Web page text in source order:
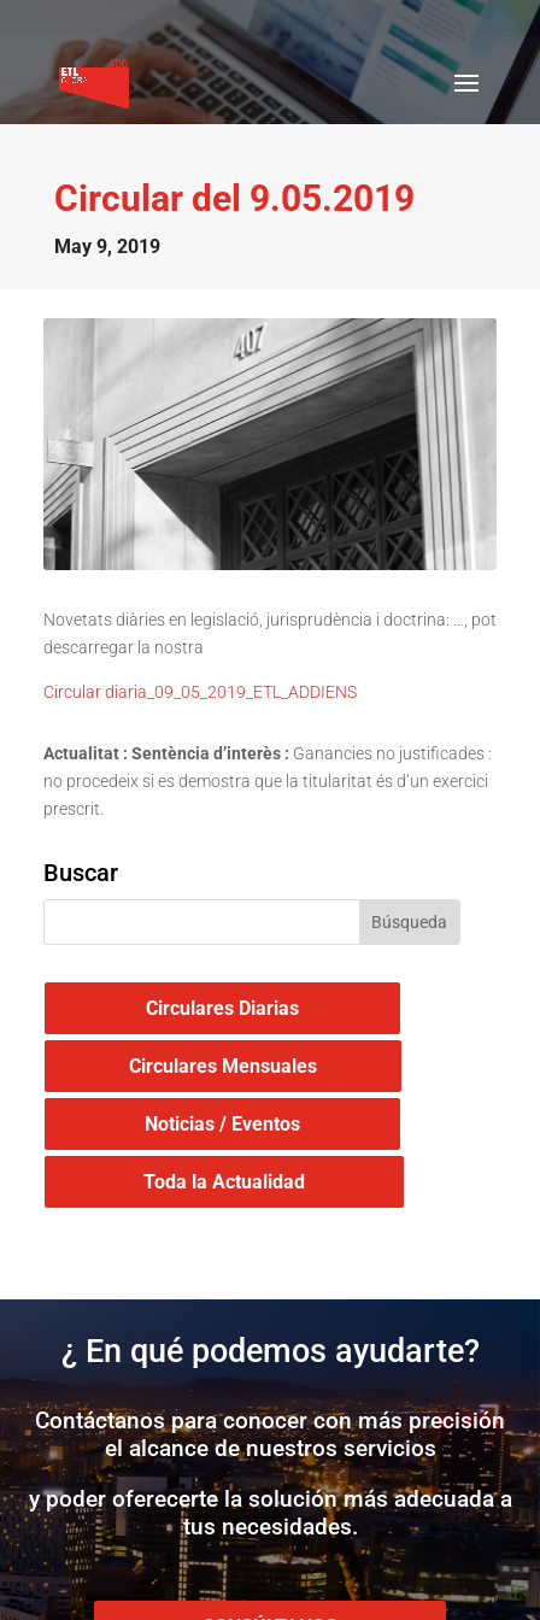
Circular del 9.05.2019
May 9, 2019
Novetats diàries en legislació, jurisprudència i doctrina: …, pot
descarregar la nostra
Circular diaria_09_05_2019_ETL_ADDIENS
Actualitat : Sentència d’interès : Ganancies no justificades :
no procedeix si es demostra que la titularitat és d’un exercici
prescrit.
Buscar
Circulares Diarias
Circulares Mensuales
Noticias / Eventos
Toda la Actualidad
¿ En qué podemos ayudarte?
Contáctanos para conocer con más precisión
el alcance de nuestros servicios
y poder oferecerte la solución más adecuada a
tus necesidades.